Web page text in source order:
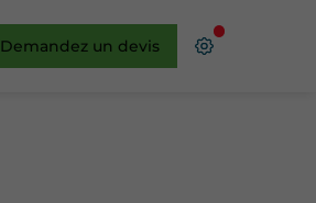
Demandez un devis